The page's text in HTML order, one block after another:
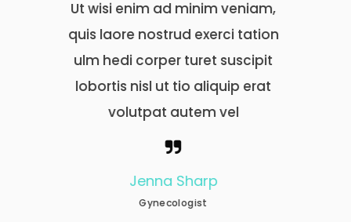
veniam,
exerci tation
suscipit
aliquip erat
Ut wisi enim ad minim veniam,
quis laore nostrud exerci tation
ulm hedi corper turet suscipit
lobortis nisl ut tio aliquip erat
volutpat autem vel
Nathan Becker
Neurologist